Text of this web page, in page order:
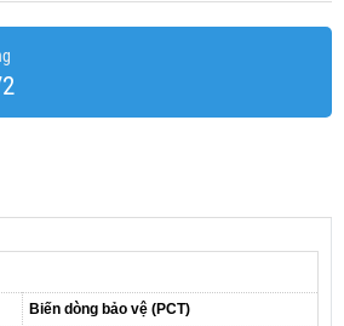
Biến dòng bảo vệ (PCT)